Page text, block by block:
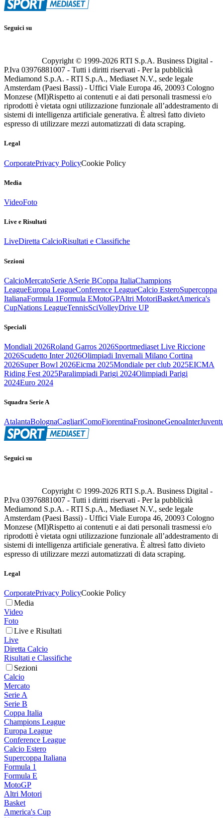
Seguici su
Copyright © 1999-2026 RTI S.p.A. Business Digital -
P.Iva 03976881007 - Tutti i diritti riservati - Per la pubblicità
Mediamond S.p.A. - RTI S.p.A., Mediaset N.V., sede legale
Amsterdam (Paesi Bassi) - Uffici Viale Europa 46, 20093 Cologno
Monzese (MI)Rispetto ai contenuti e ai dati personali trasmessi e/o
riprodotti è vietata ogni utilizzazione funzionale all’addestramento di
sistemi di intelligenza artificiale generativa. È altresì fatto divieto
espresso di utilizzare mezzi automatizzati di data scraping.
Legal
CorporatePrivacy PolicyCookie Policy
Media
VideoFoto
Live e Risultati
LiveDiretta CalcioRisultati e Classifiche
Sezioni
CalcioMercatoSerie ASerie BCoppa ItaliaChampions
LeagueEuropa LeagueConference LeagueCalcio EsteroSupercoppa
ItalianaFormula 1Formula EMotoGPAltri MotoriBasketAmerica's
CupNations LeagueTennisSciVolleyDrive UP
Speciali
Mondiali 2026Roland Garros 2026Sportmediaset Live Riccione
2026Scudetto Inter 2026Olimpiadi Invernali Milano Cortina
2026Super Bowl 2026Eicma 2025Mondiale per club 2025EICMA
Riding Fest 2025Paralimpiadi Parigi 2024Olimpiadi Parigi
2024Euro 2024
Squadra Serie A
AtalantaBolognaCagliariComoFiorentinaFrosinoneGenoaInter
Seguici su
Copyright © 1999-2026 RTI S.p.A. Business Digital -
P.Iva 03976881007 - Tutti i diritti riservati - Per la pubblicità
Mediamond S.p.A. - RTI S.p.A., Mediaset N.V., sede legale
Amsterdam (Paesi Bassi) - Uffici Viale Europa 46, 20093 Cologno
Monzese (MI)Rispetto ai contenuti e ai dati personali trasmessi e/o
riprodotti è vietata ogni utilizzazione funzionale all’addestramento di
sistemi di intelligenza artificiale generativa. È altresì fatto divieto
espresso di utilizzare mezzi automatizzati di data scraping.
Legal
CorporatePrivacy PolicyCookie Policy
Media
Video
Foto
Live e Risultati
Live
Diretta Calcio
Risultati e Classifiche
Sezioni
Calcio
Mercato
Serie A
Serie B
Coppa Italia
Champions League
Europa League
Conference League
Calcio Estero
Supercoppa Italiana
Formula 1
Formula E
MotoGP
Altri Motori
Basket
America's Cup